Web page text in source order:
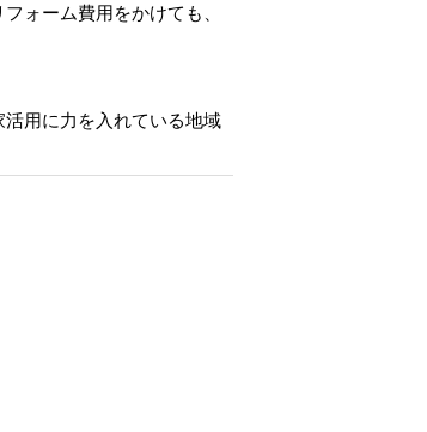
ォーム費用をかけても、
用に力を入れている地域